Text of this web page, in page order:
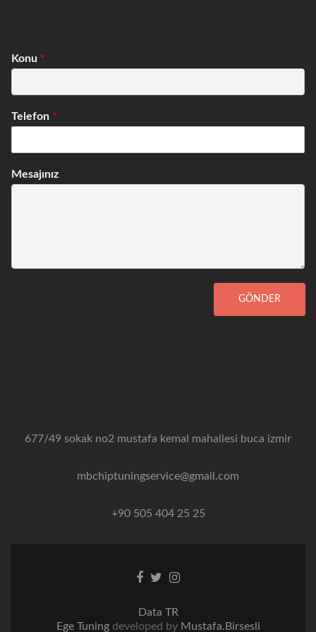
Konu *
Telefon *
Mesajınız
GÖNDER
677/49 sokak no2 mustafa kemal mahallesi buca izmir
mbchiptuningservice@gmail.com
+90 505 404 25 25
Facebook
TwitterInstagram
Data TR
Ege Tuning developed by Mustafa.Birsesli